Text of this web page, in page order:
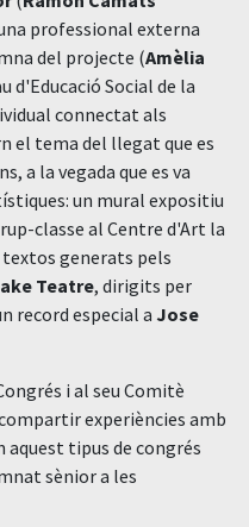
professional externa
del projecte (Amèlia
d'Educació Social de la
connectat als
el tema del llegat que es
a la vegada que es va
un mural expositiu
classe al Centre d'Art la
generats pels
Teatre, dirigits per
record especial a Jose
i al seu Comitè
experiències amb
tipus de congrés
sènior a les